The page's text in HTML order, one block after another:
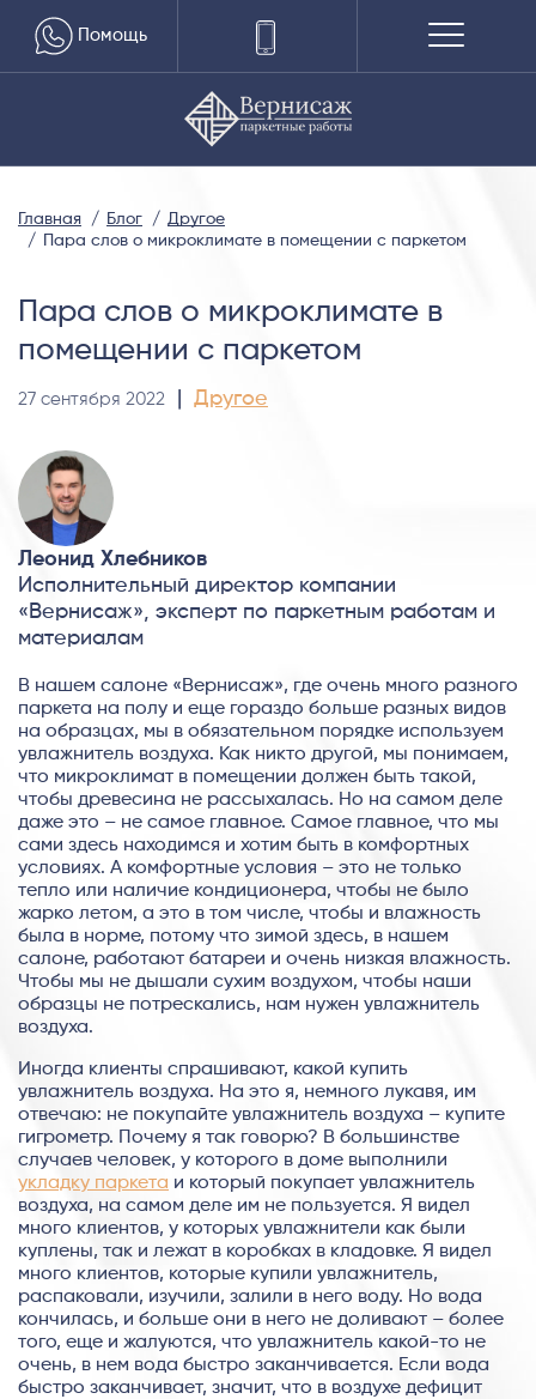
Помощь
Главная Блог
Другое
Пара слов о микроклимате в помещении с паркетом
Пара слов о микроклимате в
помещении с паркетом
27 сентября 2022 Другое
Леонид Хлебников
Исполнительный директор компании
«Вернисаж», эксперт по паркетным работам и
материалам
В нашем салоне «Вернисаж», где очень много разного
паркета на полу и еще гораздо больше разных видов
на образцах, мы в обязательном порядке используем
увлажнитель воздуха. Как никто другой, мы понимаем,
что микроклимат в помещении должен быть такой,
чтобы древесина не рассыхалась. Но на самом деле
даже это – не самое главное. Самое главное, что мы
сами здесь находимся и хотим быть в комфортных
условиях. А комфортные условия – это не только
тепло или наличие кондиционера, чтобы не было
жарко летом, а это в том числе, чтобы и влажность
была в норме, потому что зимой здесь, в нашем
салоне, работают батареи и очень низкая влажность.
Чтобы мы не дышали сухим воздухом, чтобы наши
образцы не потрескались, нам нужен увлажнитель
воздуха.
Иногда клиенты спрашивают, какой купить
увлажнитель воздуха. На это я, немного лукавя, им
отвечаю: не покупайте увлажнитель воздуха – купите
гигрометр. Почему я так говорю? В большинстве
случаев человек, у которого в доме выполнили
укладку паркета и который покупает увлажнитель
воздуха, на самом деле им не пользуется. Я видел
много клиентов, у которых увлажнители как были
куплены, так и лежат в коробках в кладовке. Я видел
много клиентов, которые купили увлажнитель,
распаковали, изучили, залили в него воду. Но вода
кончилась, и больше они в него не доливают – более
того, еще и жалуются, что увлажнитель какой-то не
очень, в нем вода быстро заканчивается. Если вода
быстро заканчивает, значит, что в воздухе дефицит